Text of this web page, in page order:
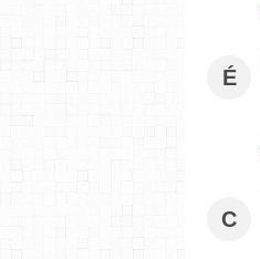
É
C